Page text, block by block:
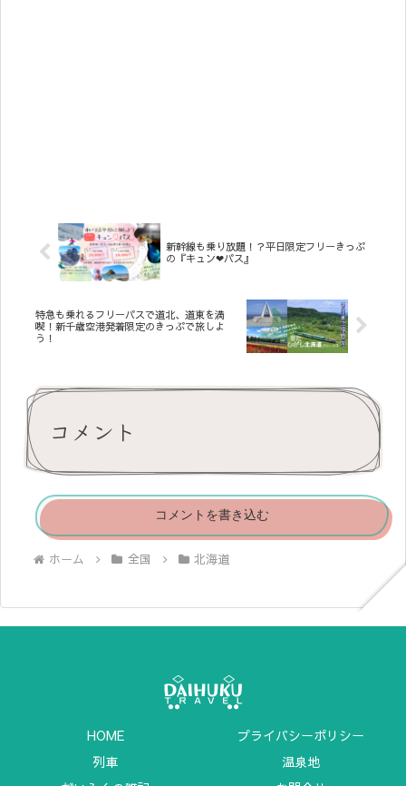
新幹線も乗り放題！？平日限定フリーきっぷ
の『キュン❤︎パス』
特急も乗れるフリーパスで道北、道東を満
喫！新千歳空港発着限定のきっぷで旅しよ
う！
コメント
コメントを書き込む
ホーム 全国 北海道
HOME
プライバシーポリシー
列車
温泉地